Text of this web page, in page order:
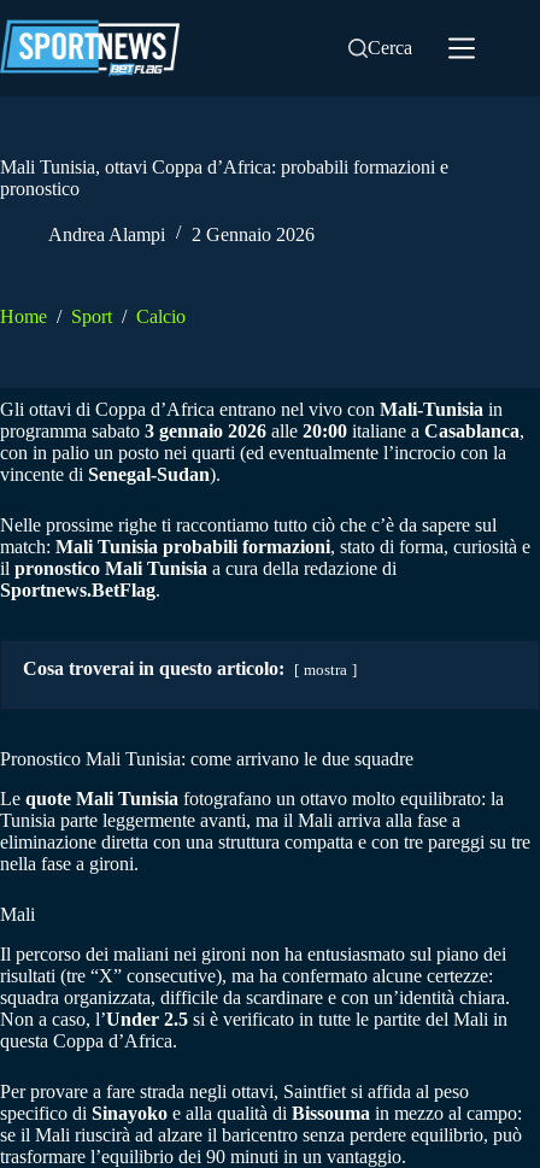
al
contenuto
Cerca
Mali Tunisia, ottavi Coppa d’Africa: probabili formazioni e
pronostico
Andrea Alampi 2 Gennaio 2026
Home / Sport / Calcio
Gli ottavi di Coppa d’Africa entrano nel vivo con Mali-Tunisia in
programma sabato 3 gennaio 2026 alle 20:00 italiane a Casablanca,
con in palio un posto nei quarti (ed eventualmente l’incrocio con la
vincente di Senegal-Sudan).
Nelle prossime righe ti raccontiamo tutto ciò che c’è da sapere sul
match: Mali Tunisia probabili formazioni, stato di forma, curiosità e
il pronostico Mali Tunisia a cura della redazione di
Sportnews.BetFlag.
Cosa troverai in questo articolo: mostra
Pronostico Mali Tunisia: come arrivano le due squadre
Le quote Mali Tunisia fotografano un ottavo molto equilibrato: la
Tunisia parte leggermente avanti, ma il Mali arriva alla fase a
eliminazione diretta con una struttura compatta e con tre pareggi su tre
nella fase a gironi.
Mali
Il percorso dei maliani nei gironi non ha entusiasmato sul piano dei
risultati (tre “X” consecutive), ma ha confermato alcune certezze:
squadra organizzata, difficile da scardinare e con un’identità chiara.
Non a caso, l’Under 2.5 si è verificato in tutte le partite del Mali in
questa Coppa d’Africa.
Per provare a fare strada negli ottavi, Saintfiet si affida al peso
specifico di Sinayoko e alla qualità di Bissouma in mezzo al campo:
se il Mali riuscirà ad alzare il baricentro senza perdere equilibrio, può
trasformare l’equilibrio dei 90 minuti in un vantaggio.